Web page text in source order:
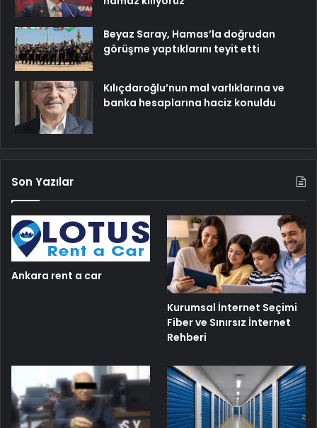
Beyaz Saray, Hamas’la doğrudan
görüşme yaptıklarını teyit etti
Kılıçdaroğlu’nun mal varlıklarına ve
banka hesaplarına haciz konuldu
Son Yazılar
Ankara rent a car
Kurumsal İnternet Seçimi
Fiber ve Sınırsız İnternet
Rehberi